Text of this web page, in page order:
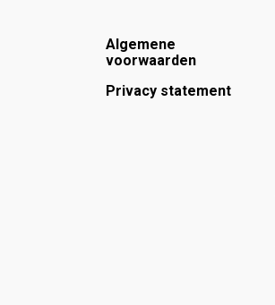
Footer
Algemene
voorwaarden
Privacy statement